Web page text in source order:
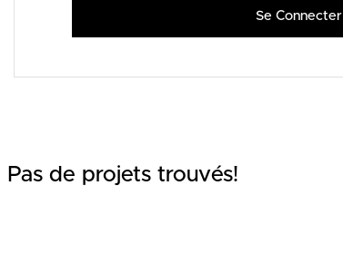
Se Connecter
Pas de projets trouvés!